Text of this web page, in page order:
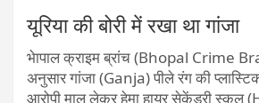
यूरिया की बोरी में रखा था गांजा
भेापाल क्राइम ब्रांच (Bhopal Crime
अनुसार गांजा (Ganja) पीले रंग की
आरोपी माल लेकर हेमा हायर सेकेंडरी